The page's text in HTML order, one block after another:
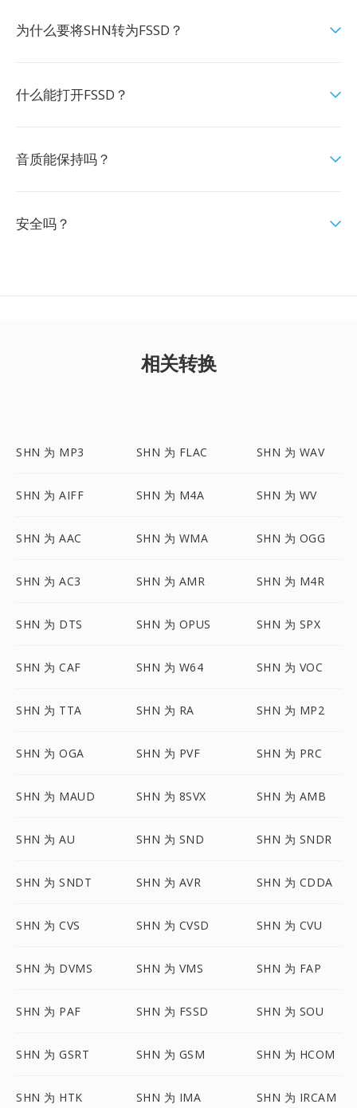
为什么要将SHN转为FSSD？
什么能打开FSSD？
音质能保持吗？
安全吗？
相关转换
SHN 为 MP3 SHN 为 FLAC SHN 为 WAV
SHN 为 AIFF SHN 为 M4A SHN 为 WV
SHN 为 AAC SHN 为 WMA SHN 为 OGG
SHN 为 AC3 SHN 为 AMR SHN 为 M4R
SHN 为 DTS SHN 为 OPUS SHN 为 SPX
SHN 为 CAF SHN 为 W64 SHN 为 VOC
SHN 为 TTA SHN 为 RA SHN 为 MP2
SHN 为 OGA SHN 为 PVF SHN 为 PRC
SHN 为 MAUD SHN 为 8SVX SHN 为 AMB
SHN 为 AU SHN 为 SND SHN 为 SNDR
SHN 为 SNDT SHN 为 AVR SHN 为 CDDA
SHN 为 CVS SHN 为 CVSD SHN 为 CVU
SHN 为 DVMS SHN 为 VMS SHN 为 FAP
SHN 为 PAF SHN 为 FSSD SHN 为 SOU
SHN 为 GSRT SHN 为 GSM SHN 为 HCOM
SHN 为 HTK SHN 为 IMA SHN 为 IRCAM